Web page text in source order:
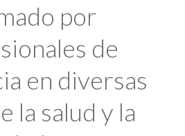
por
de
en diversas
la salud y la